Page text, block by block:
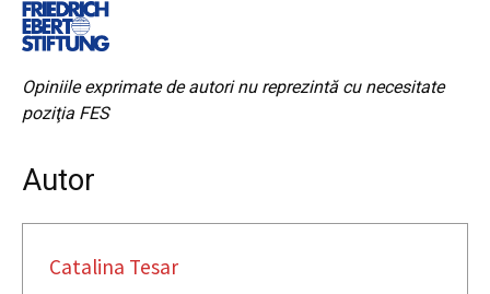
Opiniile exprimate de autori nu reprezintă cu necesitate
poziţia FES
Autor
Catalina Tesar